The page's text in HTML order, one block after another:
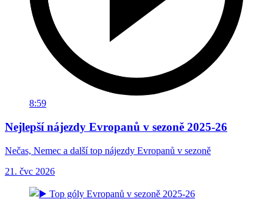
8:59
Nejlepší nájezdy Evropanů v sezoně 2025-26
Nečas, Nemec a další top nájezdy Evropanů v sezoně
21. čvc 2026